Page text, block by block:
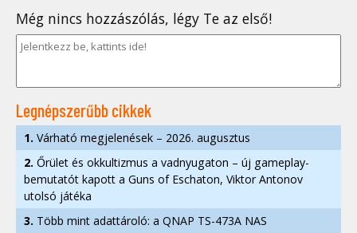
Még nincs hozzászólás, légy Te az első!
Legnépszerűbb cikkek
1. Várható megjelenések – 2026. augusztus
2. Őrület és okkultizmus a vadnyugaton – új gameplay-
bemutatót kapott a Guns of Eschaton, Viktor Antonov
utolsó játéka
3. Több mint adattároló: a QNAP TS-473A NAS